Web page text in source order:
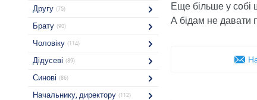
Другу (75)
Брату (90)
Чоловіку (114)
Дідусеві (89)
Синові (86)
Начальнику, директору (112)
Еще більше у собі
А бідам не давати